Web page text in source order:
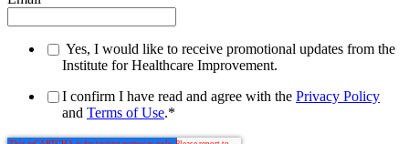
Yes, I would like to receive promotional updates from the
Institute for Healthcare Improvement.
I confirm I have read and agree with the Privacy Policy
and Terms of Use.*